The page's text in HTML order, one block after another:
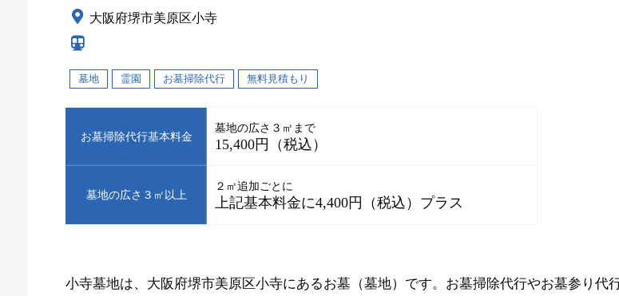
大阪府堺市美原区小寺
墓地 霊園 お墓掃除代行 無料見積もり
お墓掃除代行基本料金
墓地の広さ３㎡まで
15,400円（税込）
墓地の広さ３㎡以上
２㎡追加ごとに
上記基本料金に4,400円（税込）プラス
小寺墓地は、大阪府堺市美原区小寺にあるお墓（墓地）です。お墓掃除代行やお墓参り代